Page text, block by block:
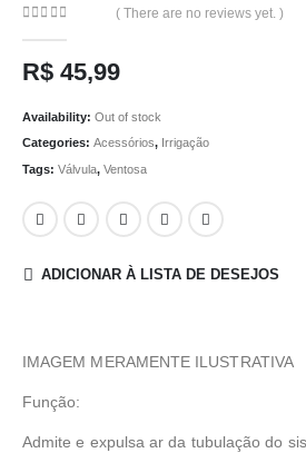
( There are no reviews yet. )
R$ 45,99
Availability: Out of stock
Categories: Acessórios, Irrigação
Tags: Válvula, Ventosa
ADICIONAR À LISTA DE DESEJOS
IMAGEM MERAMENTE ILUSTRATIVA
Função:
Admite e expulsa ar da tubulação do